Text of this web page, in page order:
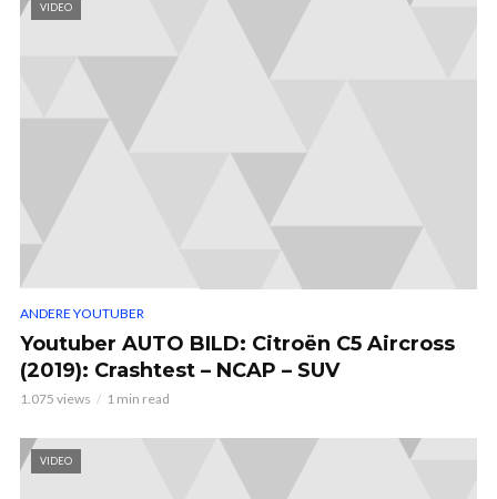
VIDEO
ANDERE YOUTUBER
Youtuber AUTO BILD: Citroën C5 Aircross
(2019): Crashtest – NCAP – SUV
1.075 views 1 min read
VIDEO